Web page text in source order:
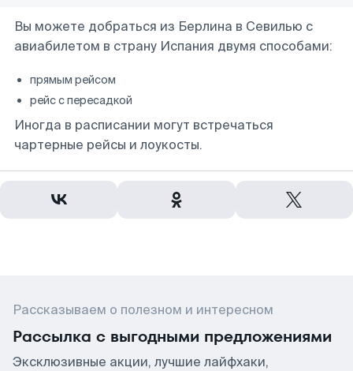
Вы можете добраться из Берлина в Севилью с
авиабилетом в страну Испания двумя способами:
прямым рейсом
рейс с пересадкой
Иногда в расписании могут встречаться
чартерные рейсы и лоукосты.
Рассказываем о полезном и интересном
Рассылка с выгодными предложениями
Эксклюзивные акции, лучшие лайфхаки,